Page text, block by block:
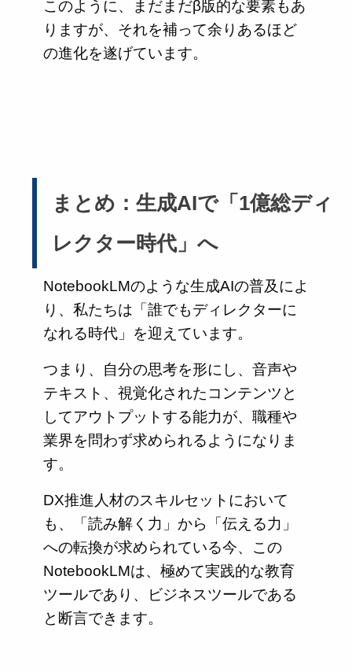
このように、まだまだβ版的な要素もあ
りますが、それを補って余りあるほど
の進化を遂げています。
まとめ：生成AIで「1億総ディ
レクター時代」へ
NotebookLMのような生成AIの普及によ
り、私たちは「誰でもディレクターに
なれる時代」を迎えています。
つまり、自分の思考を形にし、音声や
テキスト、視覚化されたコンテンツと
してアウトプットする能力が、職種や
業界を問わず求められるようになりま
す。
DX推進人材のスキルセットにおいて
も、「読み解く力」から「伝える力」
への転換が求められている今、この
NotebookLMは、極めて実践的な教育
ツールであり、ビジネスツールである
と断言できます。